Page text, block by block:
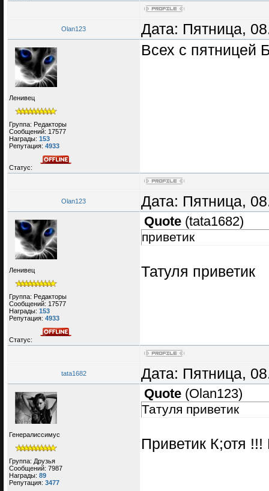
Olan123 Дата: Пятница,
Ленивец
Группа: Редакторы
Сообщений: 17577
Награды: 153
Репутация: 4933
Статус:
Всех с пятницей
Olan123 Дата: Пятница,
Ленивец
Группа: Редакторы
Сообщений: 17577
Награды: 153
Репутация: 4933
Статус:
Quote (tata1682)
приветик
Татуля приветик
tata1682 Дата: Пятница,
Генералиссимус
Группа: Друзья
Сообщений: 7987
Награды: 89
Репутация: 3477
Quote (Olan123)
Татуля приветик
Приветик К;отя